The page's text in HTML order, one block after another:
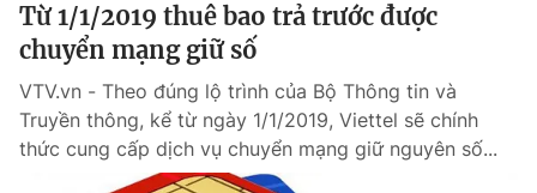
Góc doanh nghiệp
Truyền hình
Phim VTV
Hậu trường
Nhân vật
Giải trí
Điện ảnh
Đời sống
Từ 1/1/2019 thuê bao trả trước được
chuyển mạng giữ số
VTV.vn - Theo đúng lộ trình của Bộ Thông tin và
Truyền thông, kể từ ngày 1/1/2019, Viettel sẽ chính
thức cung cấp dịch vụ chuyển mạng giữ nguyên số...